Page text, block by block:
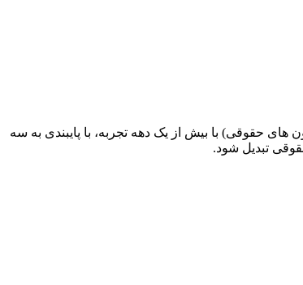
حقوقی) با بیش از یک دهه تجربه، با پایبندی به سه
تبدیل شود.